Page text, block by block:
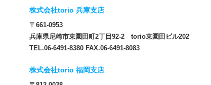
株式会社torio 兵庫支店
〒661-0953
兵庫県尼崎市東園田町2丁目92-2 torio東園田ビル202
TEL.06-6491-8380 FAX.06-6491-8083
株式会社torio 福岡支店